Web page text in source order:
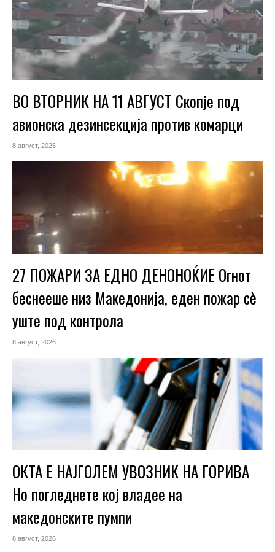
ВО ВТОРНИК НА 11 АВГУСТ Скопје под
авионска дезинсекција против комарци
8 август, 2026
27 ПОЖАРИ ЗА ЕДНО ДЕНОНОЌИЕ Огнот
беснееше низ Македонија, еден пожар сè
уште под контрола
8 август, 2026
ОКТА Е НАЈГОЛЕМ УВОЗНИК НА ГОРИВА
Но погледнете кој владее на
македонските пумпи
8 август, 2026